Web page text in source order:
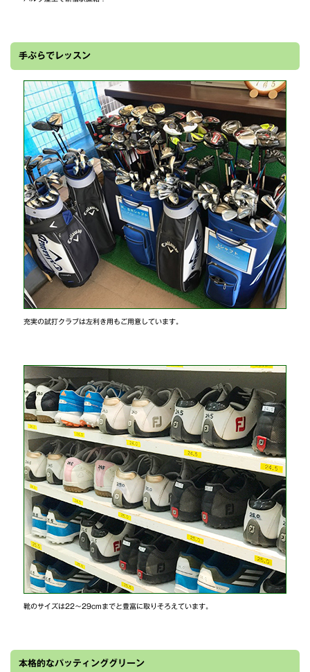
手ぶらでレッスン
充実の試打クラブは左利き用もご用意しています。
靴のサイズは22～29cmまでと豊富に取りそろえています。
本格的なパッティンググリーン